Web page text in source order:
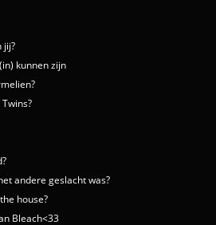
jij?
kunnen zijn
andere geslacht was?
house?
Bleach<33